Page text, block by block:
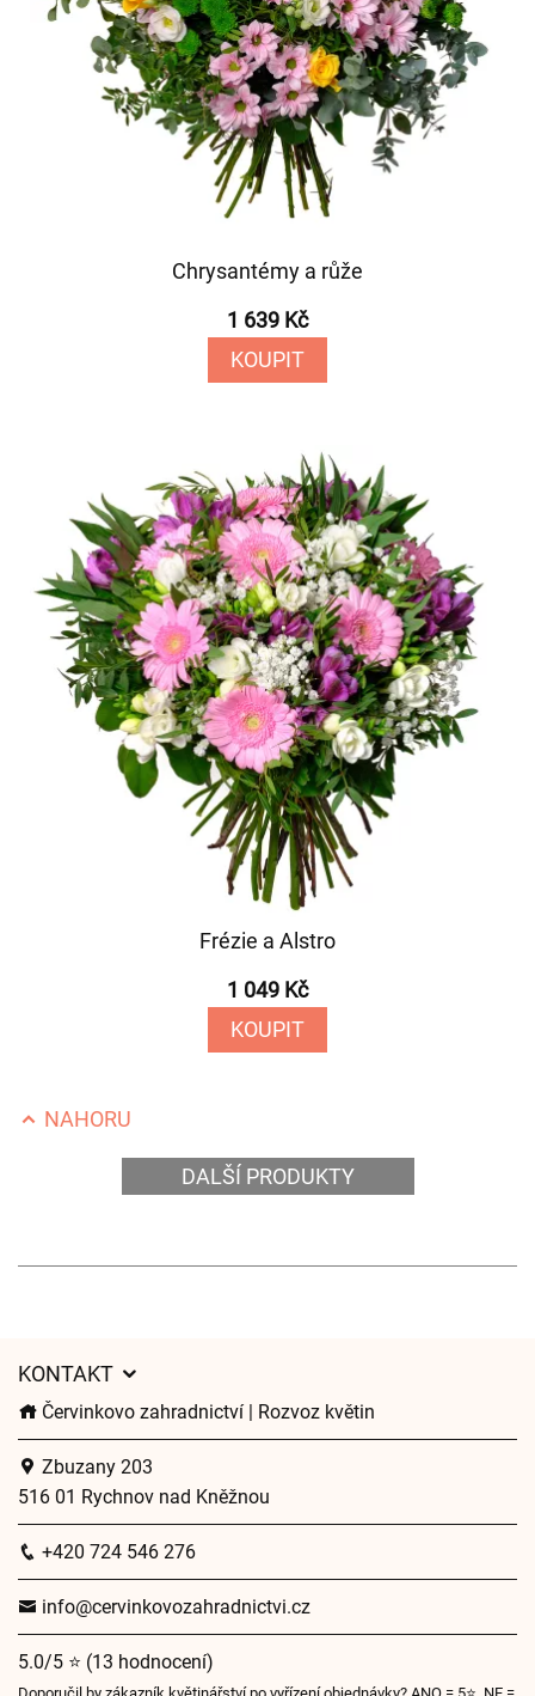
Chrysantémy a růže
1 639 Kč
KOUPIT
Frézie a Alstro
1 049 Kč
KOUPIT
NAHORU
DALŠÍ PRODUKTY
KONTAKT
Červinkovo zahradnictví | Rozvoz květin
Zbuzany 203
516 01 Rychnov nad Kněžnou
+420 724 546 276
info@cervinkovozahradnictvi.cz
5.0/5 ⭐ (13 hodnocení)